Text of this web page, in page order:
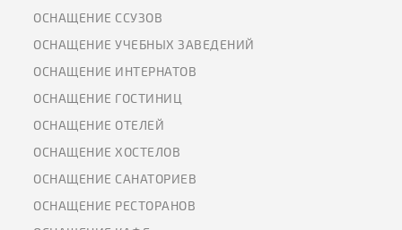
ОСНАЩЕНИЕ ССУЗОВ
ОСНАЩЕНИЕ УЧЕБНЫХ ЗАВЕДЕНИЙ
ОСНАЩЕНИЕ ИНТЕРНАТОВ
ОСНАЩЕНИЕ ГОСТИНИЦ
ОСНАЩЕНИЕ ОТЕЛЕЙ
ОСНАЩЕНИЕ ХОСТЕЛОВ
ОСНАЩЕНИЕ САНАТОРИЕВ
ОСНАЩЕНИЕ РЕСТОРАНОВ